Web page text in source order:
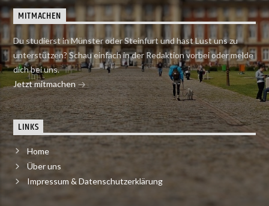
MITMACHEN
Du studierst in Münster oder Steinfurt und hast Lust uns zu
unterstützen? Schau einfach in der Redaktion vorbei oder melde
dich bei uns.
Jetzt mitmachen
LINKS
Home
Über uns
Impressum & Datenschutzerklärung